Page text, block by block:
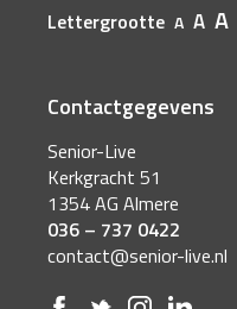
Lettergrootte A A A
Contactgegevens
Senior-Live
Kerkgracht 51
1354 AG Almere
036 – 737 0422
contact@senior-live.nl